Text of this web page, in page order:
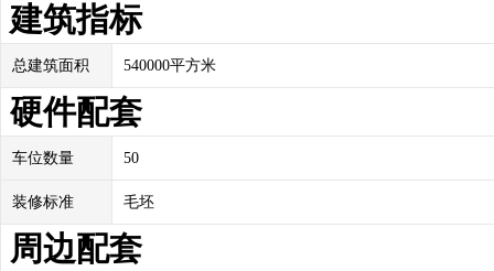
建筑指标
总建筑面积 540000平方米
硬件配套
车位数量 50
装修标准 毛坯
周边配套